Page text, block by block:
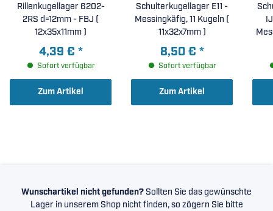
Corporation
Rillenkugellager 6202-
2RS d=12mm - FBJ (
12x35x11mm )
4,39 € *
Sofort verfügbar
Zum Artikel
Schulterkugellager E11 -
Messingkäfig, 11 Kugeln (
11x32x7mm )
8,50 € *
Sofort verfügbar
Zum Artikel
Wunschartikel nicht gefunden? Sollten Sie das gewünschte
Lager in unserem Shop nicht finden, so zögern Sie bitte